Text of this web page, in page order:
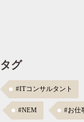
タグ
#ITコンサルタント
#NEM #お仕